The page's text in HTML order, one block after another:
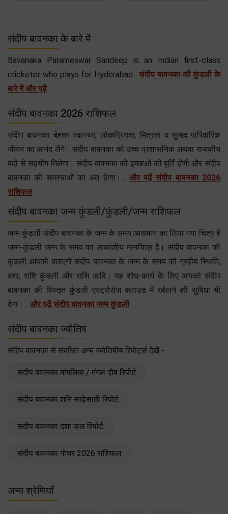
संदीप बावनका के बारे में
Bavanaka Parameswar Sandeep is an Indian first-class
cricketer who plays for Hyderabad....संदीप बावनका की कुंडली के
बारे में और पढ़ें
संदीप बावनका 2026 राशिफल
संदीप बावनका बेहतर स्वास्थ्य, लोकप्रियता, मित्रता व सुखद पारिवारिक
जीवन का आनंद लेंगे। संदीप बावनका को उच्च प्रशासनिक अथवा राजकीय
पदों से सहयोग मिलेगा। संदीप बावनका की इच्छाओं की पूर्ति होगी और संदीप
बावनका की समस्याओं का अंत हेागा।... और पढ़ें संदीप बावनका 2026
राशिफल
संदीप बावनका जन्म कुंडली/कुंडली/जन्म राशिफल
जन्म कुंडली संदीप बावनका के जन्म के समय आसमान का लिया गया चित्र है
जन्म-कुंडली जन्म के समय का आकाशीय मानचित्र है। संदीप बावनका की
कुंडली आपको बताएगी संदीप बावनका के जन्म के समय की ग्रहीय स्थिति,
दशा, राशि कुंडली और राशि आदि। यह शोध-कार्य के लिए आपको संदीप
बावनका की विस्तृत कुंडली एस्ट्रोसेज क्लाउड में खोलने की सुविधा भी
देगा।... और पढ़ें संदीप बावनका जन्म कुंडली
संदीप बावनका ज्योतिष
संदीप बावनका से संबंधित अन्य ज्योतिषीय रिपोर्ट्स देखें -
संदीप बावनका मांगलिक / मंगल दोष रिपोर्ट
संदीप बावनका शनि साढ़ेसाती रिपोर्ट
संदीप बावनका दशा फल रिपोर्ट
संदीप बावनका गोचर 2026 राशिफल
अन्य श्रेणियाँ